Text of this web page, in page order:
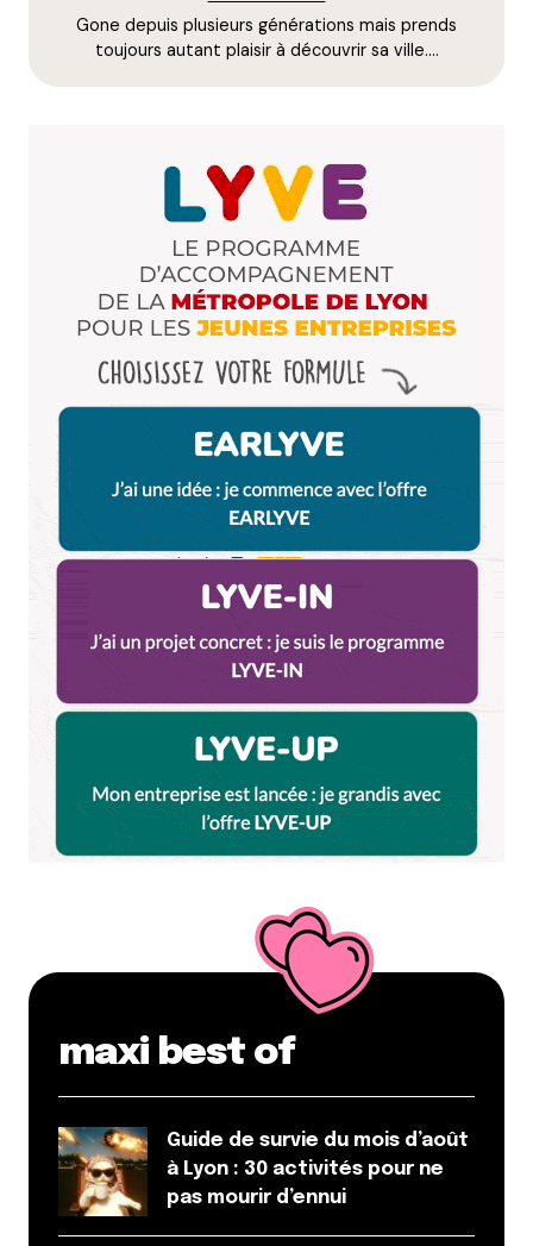
E-mail*
Enregistrer mon nom, mon e-mail et mon site dans le
navigateur pour mon prochain commentaire.
Gone depuis plusieurs générations mais prends
toujours autant plaisir à découvrir sa ville.…
maxi best of
Guide de survie du mois d’août
à Lyon : 30 activités pour ne
pas mourir d’ennui